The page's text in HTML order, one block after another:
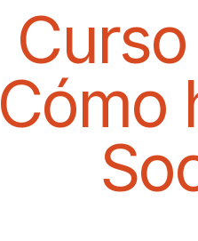
Cómo